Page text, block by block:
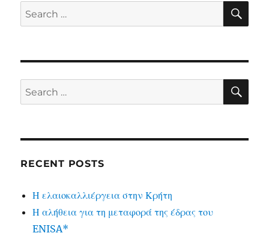
Search
for:
Search
for:
RECENT POSTS
Η ελαιοκαλλιέργεια στην Κρήτη
Η αλήθεια για τη μεταφορά της έδρας του
ENISA*